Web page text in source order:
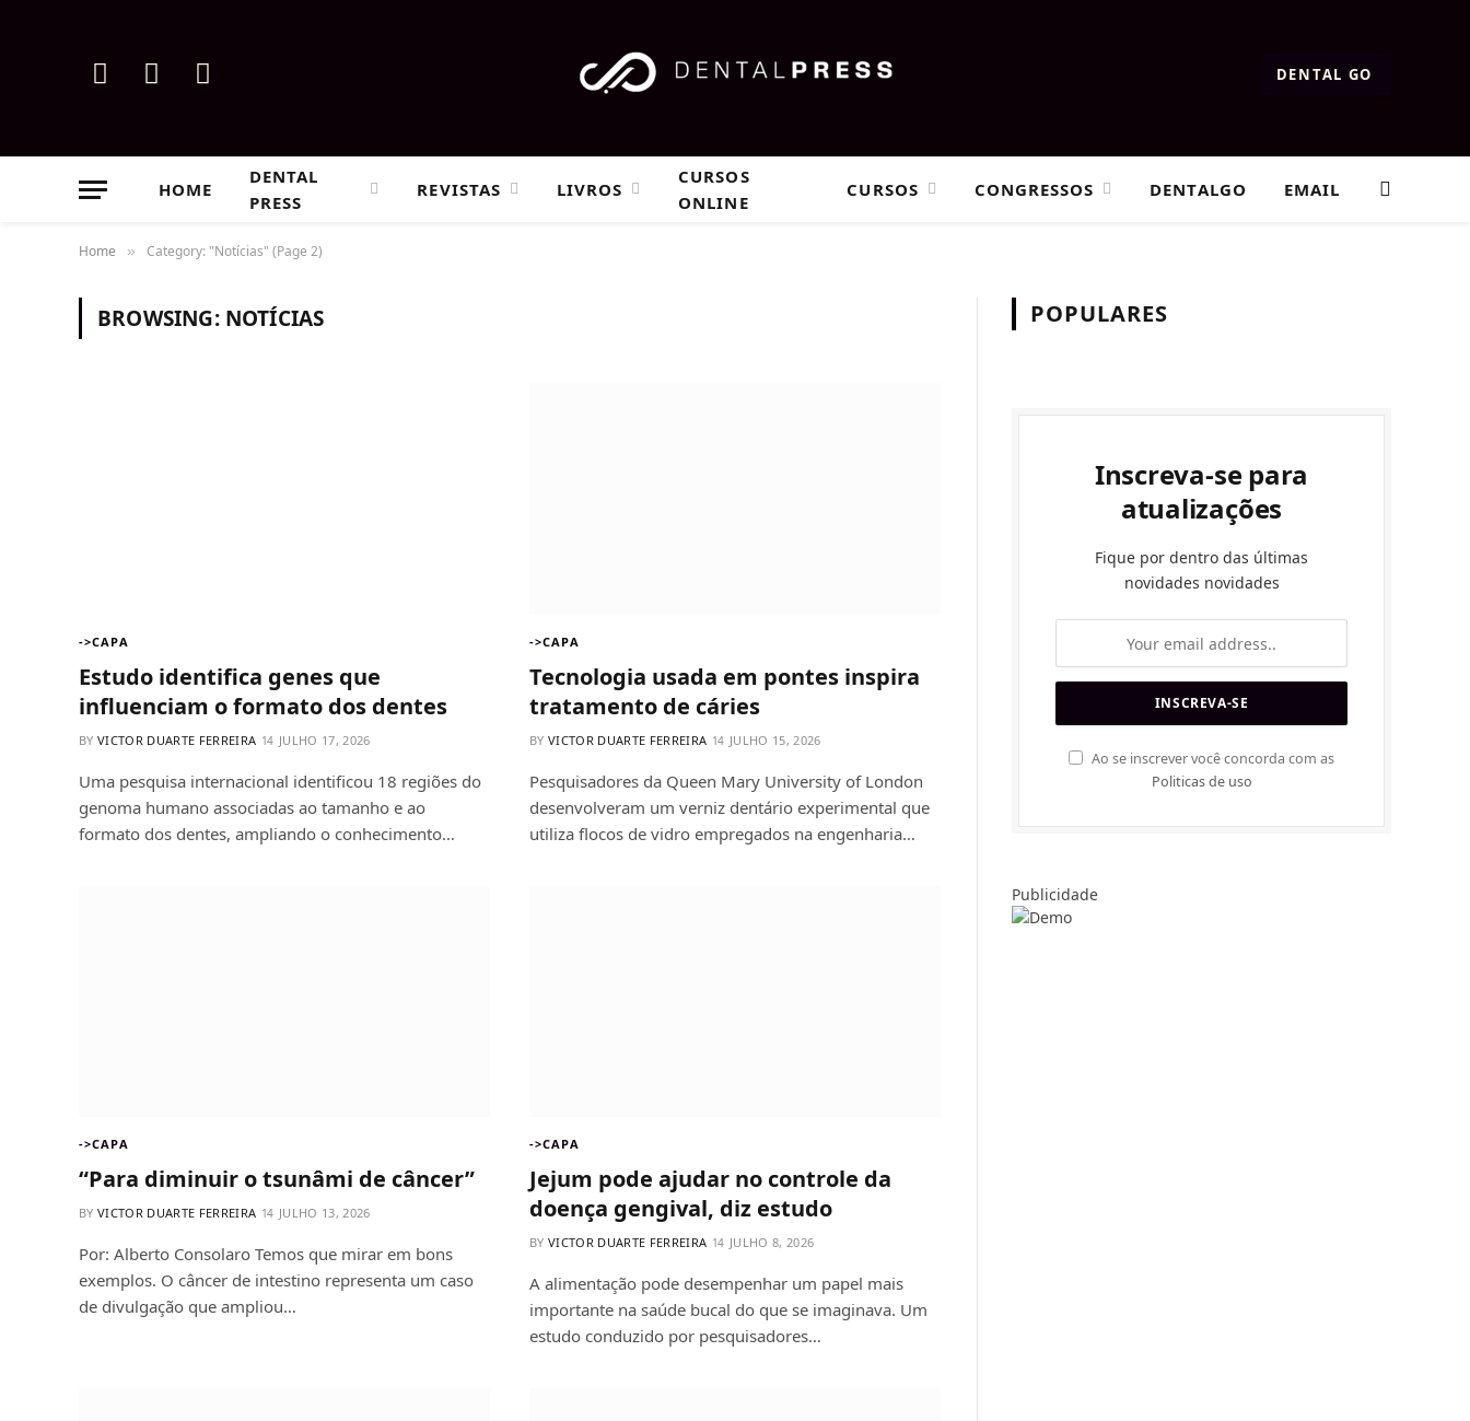
InstagramFacebookYouTube DENTAL GO
HOME
DENTAL
PRESS
REVISTAS LIVROS
CURSOS
ONLINE
CURSOS CONGRESSOS DENTALGO EMAIL
Home » Category: "Notícias" (Page 2)
BROWSING: NOTÍCIAS
->CAPA
Estudo identifica genes que
influenciam o formato dos dentes
BY VICTOR DUARTE FERREIRA JULHO 17, 2026
Uma pesquisa internacional identificou 18 regiões do
genoma humano associadas ao tamanho e ao
formato dos dentes, ampliando o conhecimento…
->CAPA
Tecnologia usada em pontes inspira
tratamento de cáries
BY VICTOR DUARTE FERREIRA JULHO 15, 2026
Pesquisadores da Queen Mary University of London
desenvolveram um verniz dentário experimental que
utiliza flocos de vidro empregados na engenharia…
->CAPA
“Para diminuir o tsunâmi de câncer”
BY VICTOR DUARTE FERREIRA JULHO 13, 2026
Por: Alberto Consolaro Temos que mirar em bons
exemplos. O câncer de intestino representa um caso
de divulgação que ampliou…
->CAPA
Jejum pode ajudar no controle da
doença gengival, diz estudo
BY VICTOR DUARTE FERREIRA JULHO 8, 2026
A alimentação pode desempenhar um papel mais
importante na saúde bucal do que se imaginava. Um
estudo conduzido por pesquisadores…
POPULARES
Inscreva-se para
atualizações
Fique por dentro das últimas
novidades novidades
Ao se inscrever você concorda com as
Politicas de uso
Publicidade